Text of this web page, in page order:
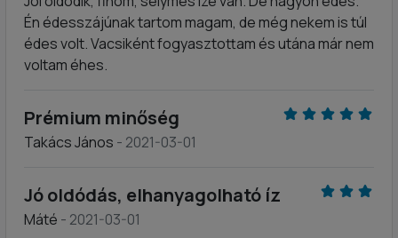
Én édesszájúnak tartom magam, de még nekem is túl
édes volt. Vacsiként fogyasztottam és utána már nem
voltam éhes.
Prémium minőség
Takács János - 2021-03-01
Jó oldódás, elhanyagolható íz
Máté - 2021-03-01